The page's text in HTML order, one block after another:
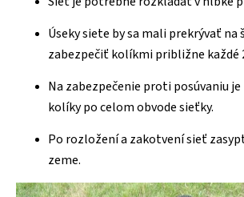
Úseky siete by sa mali prekrývať na
zabezpečiť kolíkmi približne každé
Na zabezpečenie proti posúvaniu
kolíky po celom obvode sieťky.
Po rozložení a zakotvení sieť
zeme.